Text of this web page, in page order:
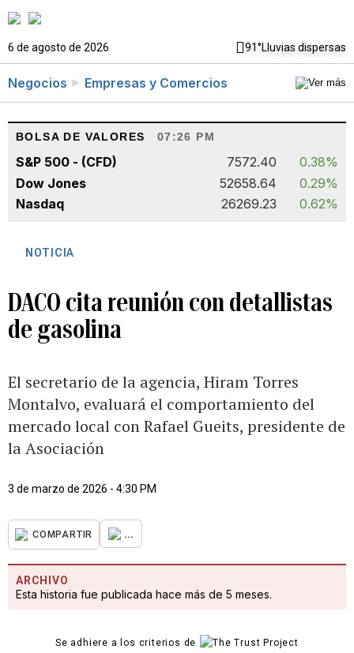
6 de agosto de 2026 91°Lluvias dispersas
Negocios Empresas y Comercios
BOLSA DE VALORES 07:26 PM
S&P 500 - (CFD) 7572.40
0.38%
Dow Jones
52658.64
0.29%
Nasdaq
26269.23 0.62%
NOTICIA
DACO cita reunión con detallistas
de gasolina
El secretario de la agencia, Hiram Torres
Montalvo, evaluará el comportamiento del
mercado local con Rafael Gueits, presidente de
la Asociación
3 de marzo de 2026 - 4:30 PM
COMPARTIR ...
ARCHIVO
Esta historia fue publicada hace más de 5 meses.
Se adhiere a los criterios de